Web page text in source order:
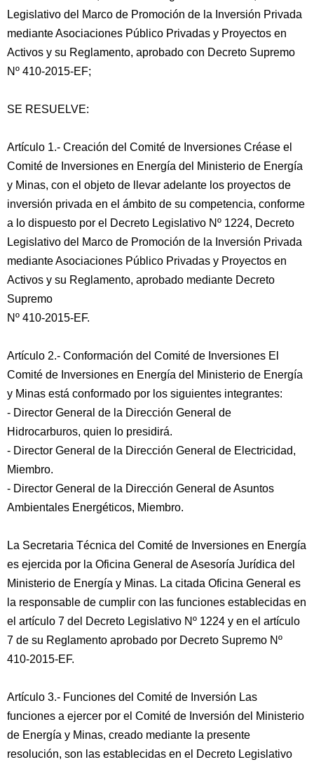
Legislativo del Marco de Promoción de la Inversión Privada
mediante Asociaciones Público Privadas y Proyectos en
Activos y su Reglamento, aprobado con Decreto Supremo
Nº 410-2015-EF;
SE RESUELVE:
Artículo 1.- Creación del Comité de Inversiones Créase el
Comité de Inversiones en Energía del Ministerio de Energía
y Minas, con el objeto de llevar adelante los proyectos de
inversión privada en el ámbito de su competencia, conforme
a lo dispuesto por el Decreto Legislativo Nº 1224, Decreto
Legislativo del Marco de Promoción de la Inversión Privada
mediante Asociaciones Público Privadas y Proyectos en
Activos y su Reglamento, aprobado mediante Decreto
Supremo
Nº 410-2015-EF.
Artículo 2.- Conformación del Comité de Inversiones El
Comité de Inversiones en Energía del Ministerio de Energía
y Minas está conformado por los siguientes integrantes:
- Director General de la Dirección General de
Hidrocarburos, quien lo presidirá.
- Director General de la Dirección General de Electricidad,
Miembro.
- Director General de la Dirección General de Asuntos
Ambientales Energéticos, Miembro.
La Secretaria Técnica del Comité de Inversiones en Energía
es ejercida por la Oficina General de Asesoría Jurídica del
Ministerio de Energía y Minas. La citada Oficina General es
la responsable de cumplir con las funciones establecidas en
el artículo 7 del Decreto Legislativo Nº 1224 y en el artículo
7 de su Reglamento aprobado por Decreto Supremo Nº
410-2015-EF.
Artículo 3.- Funciones del Comité de Inversión Las
funciones a ejercer por el Comité de Inversión del Ministerio
de Energía y Minas, creado mediante la presente
resolución, son las establecidas en el Decreto Legislativo